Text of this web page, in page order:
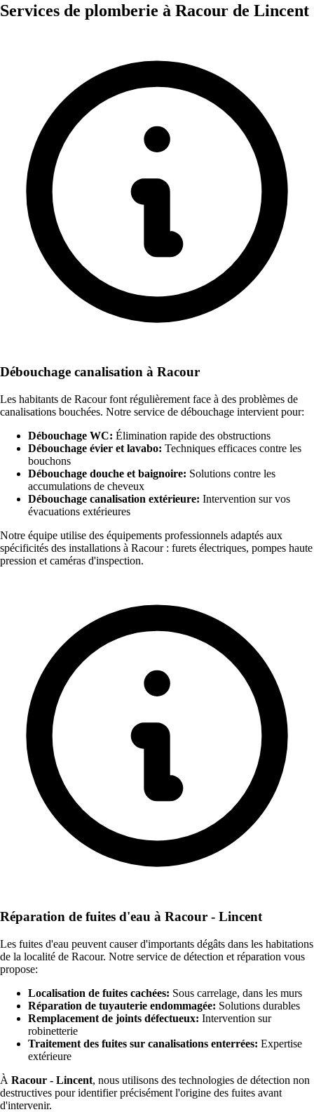
Services de plomberie à Racour de Lincent
Débouchage canalisation à Racour
Les habitants de Racour font régulièrement face à des problèmes de
canalisations bouchées. Notre service de débouchage intervient pour:
Débouchage WC: Élimination rapide des obstructions
Débouchage évier et lavabo: Techniques efficaces contre les
bouchons
Débouchage douche et baignoire: Solutions contre les
accumulations de cheveux
Débouchage canalisation extérieure: Intervention sur vos
évacuations extérieures
Notre équipe utilise des équipements professionnels adaptés aux
spécificités des installations à Racour : furets électriques, pompes haute
pression et caméras d'inspection.
Réparation de fuites d'eau à Racour - Lincent
Les fuites d'eau peuvent causer d'importants dégâts dans les habitations
de la localité de Racour. Notre service de détection et réparation vous
propose:
Localisation de fuites cachées: Sous carrelage, dans les murs
Réparation de tuyauterie endommagée: Solutions durables
Remplacement de joints défectueux: Intervention sur
robinetterie
Traitement des fuites sur canalisations enterrées: Expertise
extérieure
À Racour - Lincent, nous utilisons des technologies de détection non
destructives pour identifier précisément l'origine des fuites avant
d'intervenir.